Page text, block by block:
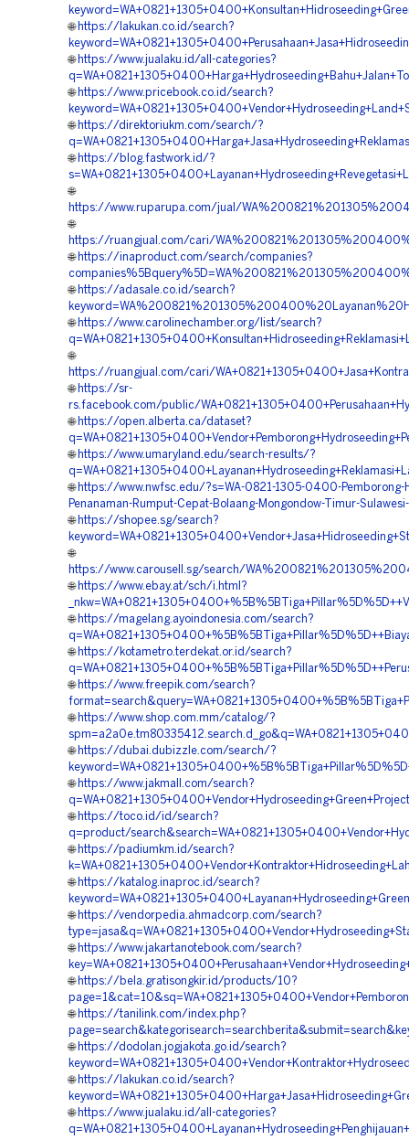
🌐 https://lakukan.co.id/search?
🌐 https://www.jualaku.id/all-categories?
🌐 https://www.pricebook.co.id/search?
🌐 https://direktoriukm.com/search/?
🌐 https://blog.fastwork.id/?
🌐
https://www.ruparupa.com/jual/
🌐
https://ruangjual.com/cari/
🌐 https://inaproduct.com/search/companies?
🌐 https://adasale.co.id/search?
🌐 https://www.carolinechamber.org/list/search?
🌐
https://ruangjual.com/cari/
🌐 https://sr-
rs.facebook.com/public/
🌐 https://open.alberta.ca/dataset?
🌐 https://www.umaryland.edu/search-results/?
🌐 https://www.nwfsc.edu/?s=WA-0821-1305-0400-Pemborong-
Penanaman-Rumput-Cepat-Bolaang-Mongondow-Timur-
🌐 https://shopee.sg/search?
🌐
https://www.carousell.sg/search/
🌐 https://www.ebay.at/sch/i.html?
🌐 https://magelang.ayoindonesia.com/search?
🌐 https://kotametro.terdekat.or.id/search?
🌐 https://www.freepik.com/search?
🌐 https://www.shop.com.mm/catalog/?
🌐 https://dubai.dubizzle.com/search/?
🌐 https://www.jakmall.com/search?
🌐 https://toco.id/id/search?
q=product/
🌐 https://padiumkm.id/search?
🌐 https://katalog.inaproc.id/search?
🌐 https://vendorpedia.ahmadcorp.com/search?
🌐 https://www.jakartanotebook.com/search?
🌐 https://bela.gratisongkir.id/products/10?
🌐 https://tanilink.com/index.php?
🌐 https://dodolan.jogjakota.go.id/search?
🌐 https://lakukan.co.id/search?
🌐 https://www.jualaku.id/all-categories?